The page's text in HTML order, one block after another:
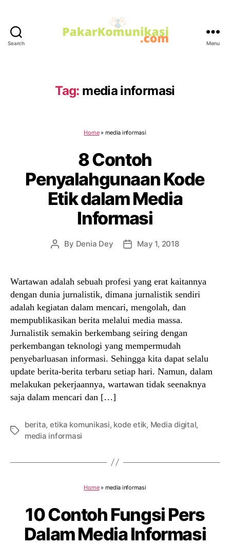
Search Menu
Tag: media informasi
Home» media informasi
8 Contoh
Penyalahgunaan Kode
Etik dalam Media
Informasi
Post
By Denia Dey
PostMay 1, 2018
Wartawan adalah sebuah profesi yang erat kaitannya
dengan dunia jurnalistik, dimana jurnalistik sendiri
adalah kegiatan dalam mencari, mengolah, dan
mempublikasikan berita melalui media massa.
Jurnalistik semakin berkembang seiring dengan
perkembangan teknologi yang mempermudah
penyebarluasan informasi. Sehingga kita dapat selalu
update berita-berita terbaru setiap hari. Namun, dalam
melakukan pekerjaannya, wartawan tidak seenaknya
saja dalam mencari dan […]
Tags
berita, etika komunikasi, kode etik, Media digital,
media informasi
Home» media informasi
10 Contoh Fungsi Pers
Dalam Media Informasi